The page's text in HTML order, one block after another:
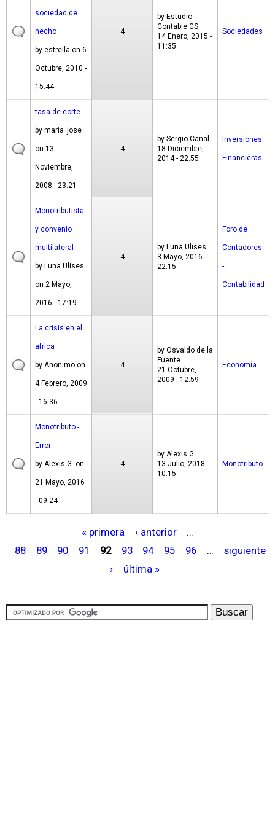
sociedad de
hecho
by estrella on 6
Octubre, 2010 -
15:44
4
by Estudio
Contable GS
14 Enero, 2015 -
11:35
Sociedades
tasa de corte
by maria_jose
on 13
Noviembre,
2008 - 23:21
4
by Sergio Canal
18 Diciembre,
2014 - 22:55
Inversiones
Financieras
Monotributista
y convenio
multilateral
by Luna Ulises
on 2 Mayo,
2016 - 17:19
4
by Luna Ulises
3 Mayo, 2016 -
22:15
Foro de
Contadores
-
Contabilidad
La crisis en el
africa
by Anonimo on
4 Febrero, 2009
- 16:36
4
by Osvaldo de la
Fuente
21 Octubre,
2009 - 12:59
Economía
Monotributo -
Error
by Alexis G. on
21 Mayo, 2016
- 09:24
4
by Alexis G.
13 Julio, 2018 -
10:15
Monotributo
P
i
n
« primera ‹ anterior
…
88
89 90 91 92 93 94 95 96 …
siguiente
›
última »